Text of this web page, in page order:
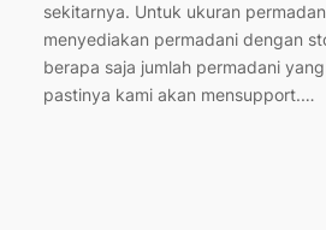
sekitarnya. Untuk ukuran
menyediakan permadani dengan
berapa saja jumlah permadani
pastinya kami akan mensupport.…